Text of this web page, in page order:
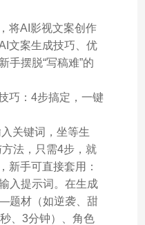
将AI影视文案创作
文案生成技巧、优
手摆脱“写稿难”的
巧：4步搞定，一键
关键词，坐等生
法，只需4步，就
新手可直接套用：
入提示词。在生成
题材（如逆袭、甜
、3分钟）、角色